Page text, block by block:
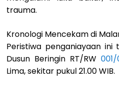
trauma.
Kronologi Mencekam di
Peristiwa penganiayaan
Dusun Beringin RT/RW 001/
Lima, sekitar pukul 21.00 WIB.